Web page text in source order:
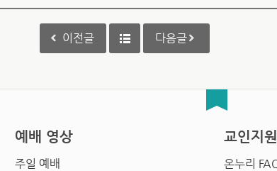
이전글 다음글
예배 영상
주일 예배
교인지
온누리